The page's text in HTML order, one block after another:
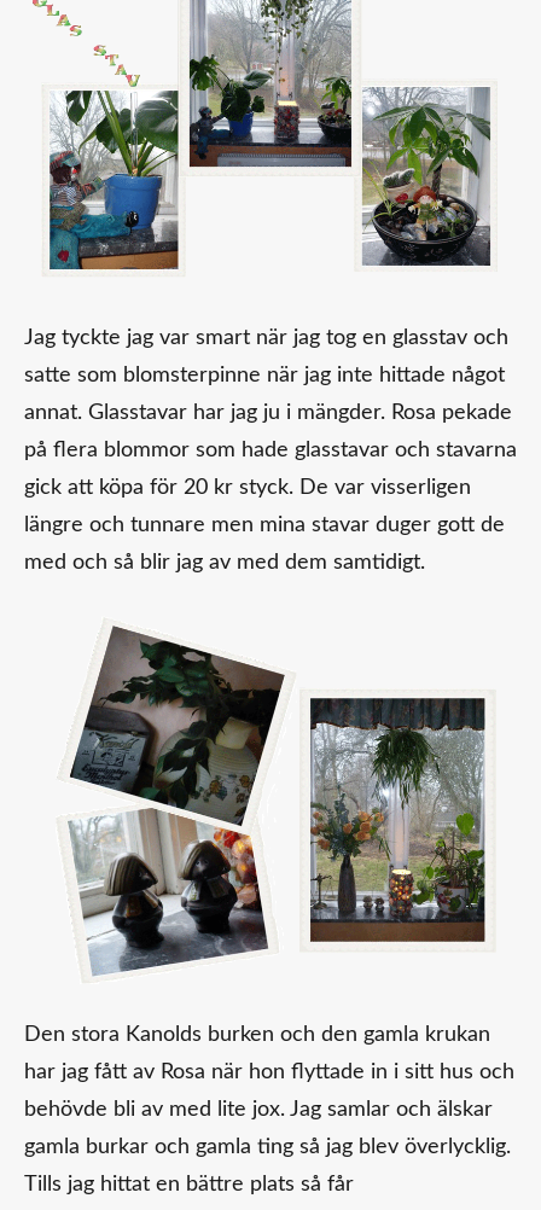
Jag tyckte jag var smart när jag tog en glasstav och
satte som blomsterpinne när jag inte hittade något
annat. Glasstavar har jag ju i mängder. Rosa pekade
på flera blommor som hade glasstavar och stavarna
gick att köpa för 20 kr styck. De var visserligen
längre och tunnare men mina stavar duger gott de
med och så blir jag av med dem samtidigt.
Den stora Kanolds burken och den gamla krukan
har jag fått av Rosa när hon flyttade in i sitt hus och
behövde bli av med lite jox. Jag samlar och älskar
gamla burkar och gamla ting så jag blev överlycklig.
Tills jag hittat en bättre plats så får